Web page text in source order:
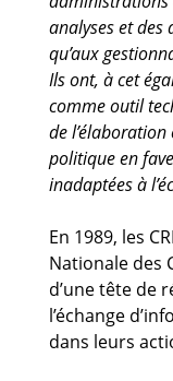
analyses et des
qu’aux
Ils ont, à cet
comme outil
de
politique en
inadaptées à
En 1989, les
Nationale des
d’une tête de
l’échange
dans leurs